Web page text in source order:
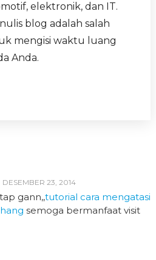
elektronik, dan IT.
blog adalah salah
mengisi waktu luang
Anda.
DESEMBER 23, 2014
gann,,tutorial cara mengatasi
semoga bermanfaat visit